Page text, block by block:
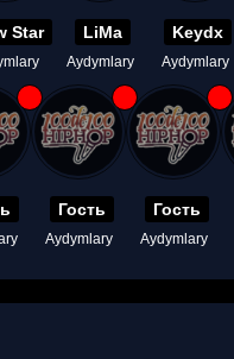
Star LiMa
Aydymlary
Keydx
Aydymlary
Гость
Aydymlary
Гость
Aydymlary